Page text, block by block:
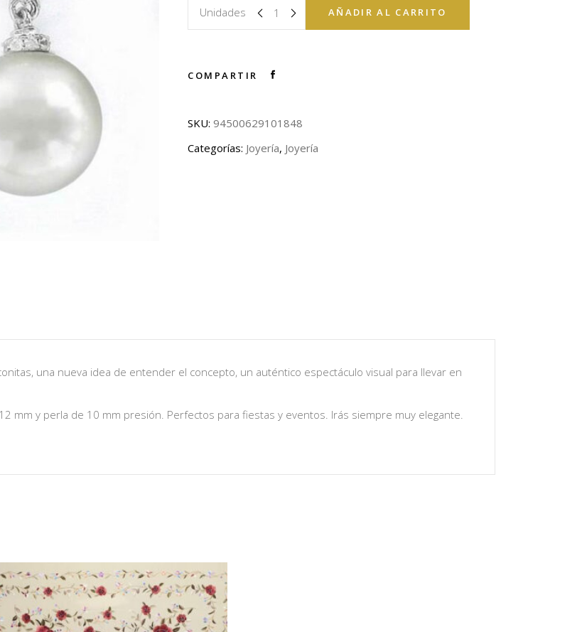
Unidades AÑADIR AL CARRITO
COMPARTIR
SKU: 94500629101848
Categorías: Joyería, Joyería
una nueva idea de entender el concepto, un auténtico espectáculo visual para llevar en
mm y perla de 10 mm presión. Perfectos para fiestas y eventos. Irás siempre muy elegante.